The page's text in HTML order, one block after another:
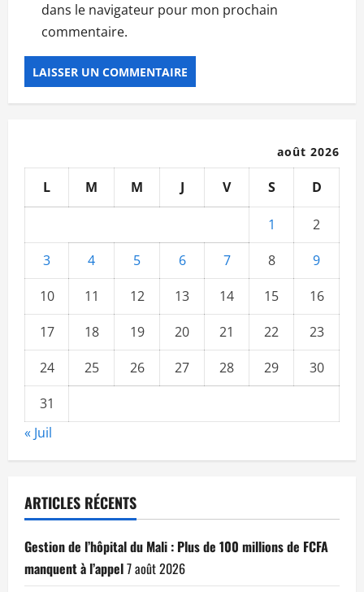
dans le navigateur pour mon prochain
commentaire.
août 2026
L M M J V S D
1
2
3
4 5 6 7 8
9
10
11 12 13 14 15
16
17
18 19 20 21 22
23
24
25 26 27 28 29
30
31
« Juil
ARTICLES RÉCENTS
Gestion de l’hôpital du Mali : Plus de 100 millions de FCFA
manquent à l’appel7 août 2026